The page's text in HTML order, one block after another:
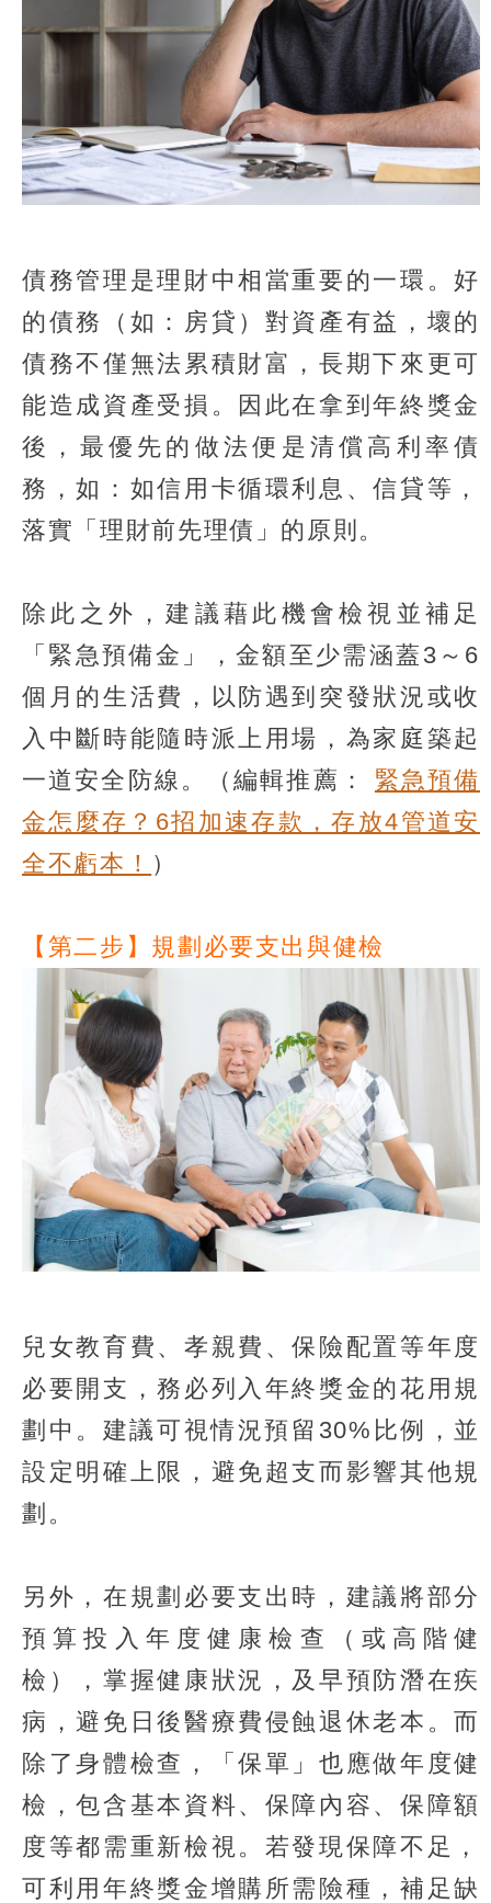
債務管理是理財中相當重要的一環。好
的債務（如：房貸）對資產有益，壞的
債務不僅無法累積財富，長期下來更可
能造成資產受損。因此在拿到年終獎金
後，最優先的做法便是清償高利率債
務，如：如信用卡循環利息、信貸等，
落實「理財前先理債」的原則。
除此之外，建議藉此機會檢視並補足
「緊急預備金」，金額至少需涵蓋3～6
個月的生活費，以防遇到突發狀況或收
入中斷時能隨時派上用場，為家庭築起
一道安全防線。（編輯推薦： 緊急預備
金怎麼存？6招加速存款，存放4管道安
全不虧本！ ）
【第二步】規劃必要支出與健檢
兒女教育費、孝親費、保險配置等年度
必要開支，務必列入年終獎金的花用規
劃中。建議可視情況預留30%比例，並
設定明確上限，避免超支而影響其他規
劃。
另外，在規劃必要支出時，建議將部分
預算投入年度健康檢查（或高階健
檢），掌握健康狀況，及早預防潛在疾
病，避免日後醫療費侵蝕退休老本。而
除了身體檢查，「保單」也應做年度健
檢，包含基本資料、保障內容、保障額
度等都需重新檢視。若發現保障不足，
可利用年終獎金增購所需險種，補足缺